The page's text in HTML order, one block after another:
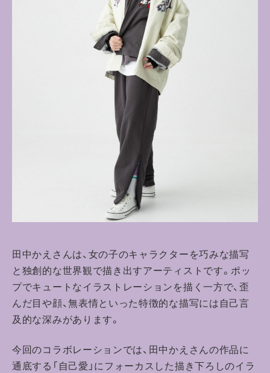
田中かえさんは、女の子のキャラクターを巧みな描写
と独創的な世界観で描き出すアーティストです。ポッ
プでキュートなイラストレーションを描く一方で、歪
んだ目や顔、無表情といった特徴的な描写には自己言
及的な深みがあります。
今回のコラボレーションでは、田中かえさんの作品に
通底する「自己愛」にフォーカスした描き下ろしのイラ